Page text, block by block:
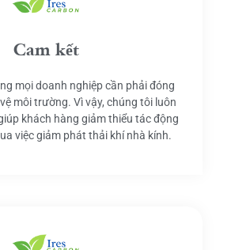
Cam kết
mọi doanh nghiệp cần phải đóng
môi trường. Vì vậy, chúng tôi luôn
khách hàng giảm thiểu tác động
việc giảm phát thải khí nhà kính.